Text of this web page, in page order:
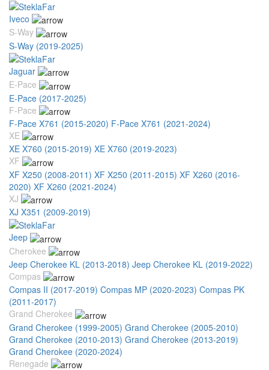
Iveco
S-Way
S-Way (2019-2025)
Jaguar
E-Pace
E-Pace (2017-2025)
F-Pace
F-Pace X761 (2015-2020) F-Pace X761 (2021-2024)
XE
XE X760 (2015-2019) XE X760 (2019-2023)
XF
XF X250 (2008-2011) XF X250 (2011-2015) XF X260 (2016-
2020) XF X260 (2021-2024)
XJ
XJ X351 (2009-2019)
Jeep
Cherokee
Jeep Cherokee KL (2013-2018) Jeep Cherokee KL (2019-2022)
Compas
Compas II (2017-2019) Compas MP (2020-2023) Compas PK
(2011-2017)
Grand Cherokee
Grand Cherokee (1999-2005) Grand Cherokee (2005-2010)
Grand Cherokee (2010-2013) Grand Cherokee (2013-2019)
Grand Cherokee (2020-2024)
Renegade